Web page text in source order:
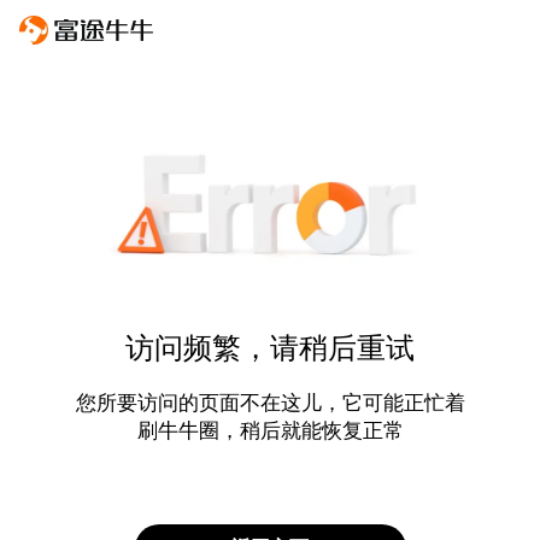
访问频繁，请稍后重试
您所要访问的页面不在这儿，它可能正忙着
刷牛牛圈，稍后就能恢复正常